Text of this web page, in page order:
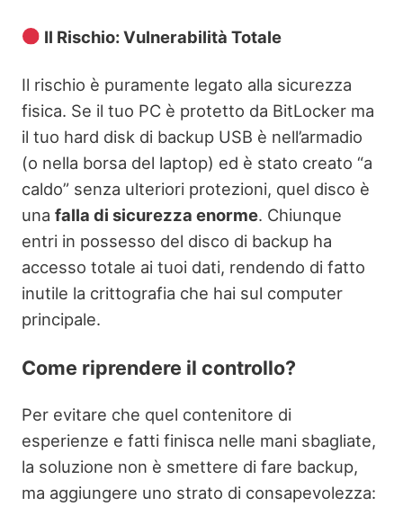
Il Rischio: Vulnerabilità Totale
Il rischio è puramente legato alla sicurezza
fisica. Se il tuo PC è protetto da BitLocker ma
il tuo hard disk di backup USB è nell’armadio
(o nella borsa del laptop) ed è stato creato “a
caldo” senza ulteriori protezioni, quel disco è
una falla di sicurezza enorme. Chiunque
entri in possesso del disco di backup ha
accesso totale ai tuoi dati, rendendo di fatto
inutile la crittografia che hai sul computer
principale.
Come riprendere il controllo?
Per evitare che quel contenitore di
esperienze e fatti finisca nelle mani sbagliate,
la soluzione non è smettere di fare backup,
ma aggiungere uno strato di consapevolezza: